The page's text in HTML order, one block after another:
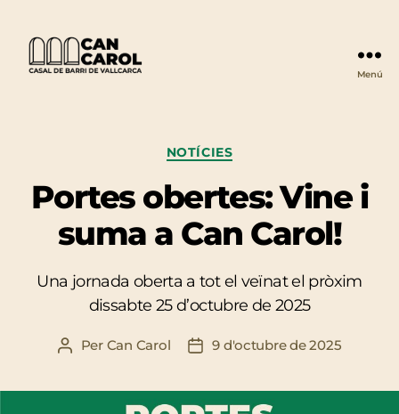
Menú
Categories
NOTÍCIES
Portes obertes: Vine i
suma a Can Carol!
Una jornada oberta a tot el veïnat el pròxim
dissabte 25 d’octubre de 2025
Autor
Per Can Carol
Data9 d'octubre de 2025